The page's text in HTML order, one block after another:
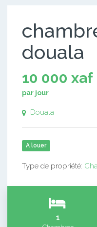
douala
10 000 xaf
par jour
Douala
A louer
Type de propriété:
1